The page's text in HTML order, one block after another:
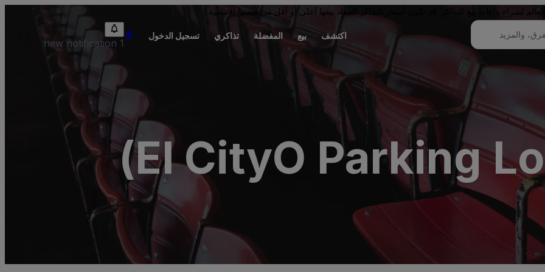
لشراء وإعادة بيع التذاكر. قد تكون أسعار التذاكر المعاد بيعها أعلى أو أقل من قيمتها الاسمية.
اكتشف بيع المفضلة تذاكري تسجيل الدخول
1 new notification
El CityO Parking